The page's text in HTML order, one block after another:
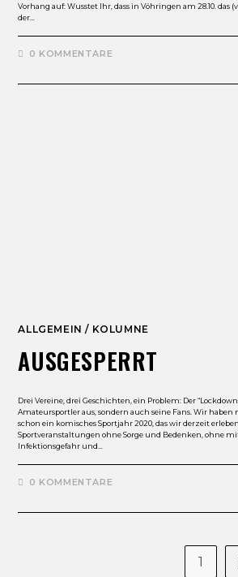
Vorhang auf: Wusstet Ihr, dass in Vöhringen am 28.10. das
der…
0 KOMMENTARE
ALLGEMEIN / KOLUMNE
AUSGESPERRT
Drei Vereine, drei Geschichten, ein Problem: Der
Amateursportler aus, sondern auch seine Fans. Wir
schon ein komisches Sportjahr 2020, das wir derzeit
Sportveranstaltungen ohne Sorge und Bedenken, ohne
Infektionsgefahr und…
0 KOMMENTARE
1